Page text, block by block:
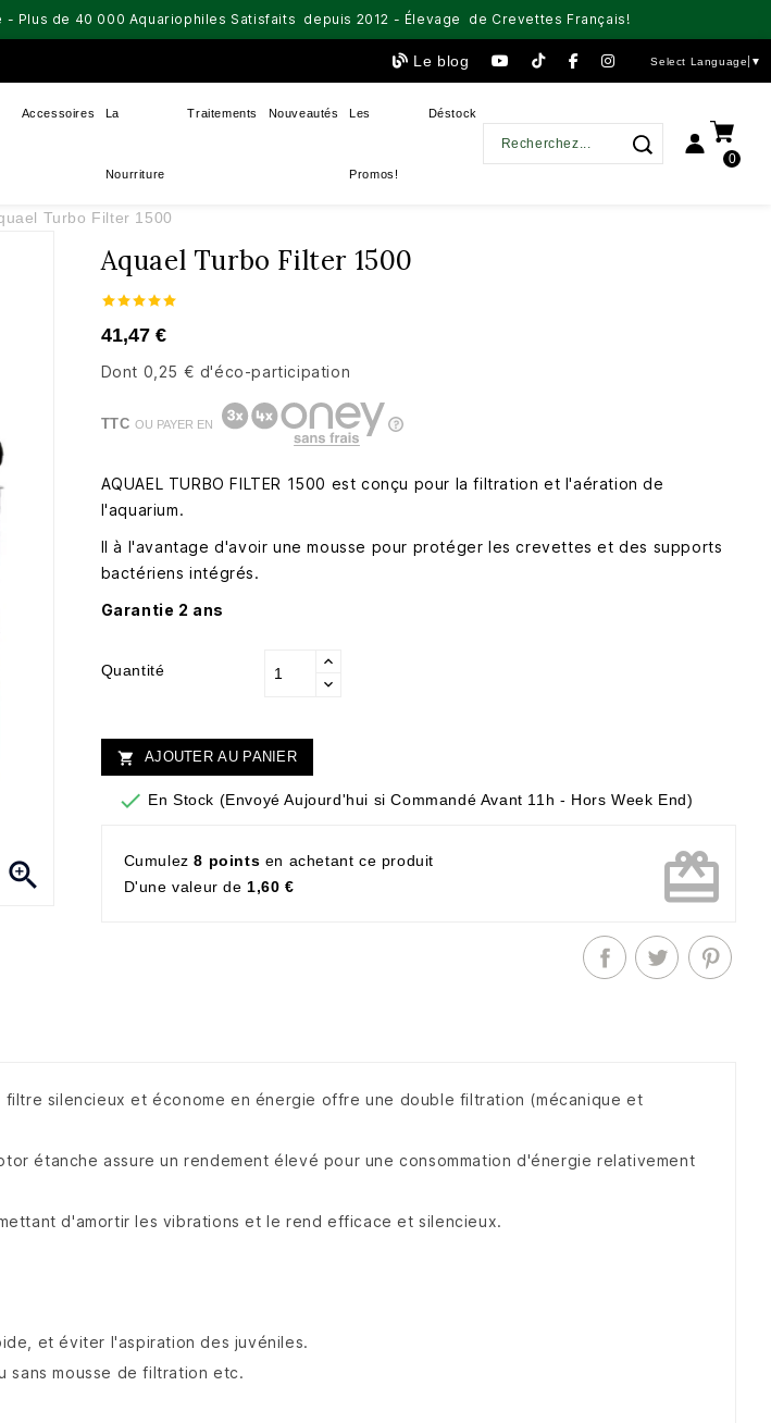
Plus de 40 000 Aquariophiles Satisfaits depuis 2012 - Élevage de Crevettes Français!
Le blog Select Language ▼
Accessoires La
Nourriture
Traitements Nouveautés Les
Promos!
Déstock
0
Turbo Filter 1500

Aquael Turbo Filter 1500
41,47 €
Dont 0,25 € d'éco-participation
TTCOU PAYER EN
AQUAEL TURBO FILTER 1500 est conçu pour la filtration et l'aération de
l'aquarium.
Il à l'avantage d'avoir une mousse pour protéger les crevettes et des supports
bactériens intégrés.
Garantie 2 ans
Quantité
 AJOUTER AU PANIER
 En Stock (Envoyé Aujourd'hui si Commandé Avant 11h - Hors Week End)
Cumulez8 points en achetant ce produit
D'une valeur de1,60 € card_giftcard
filtre silencieux et économe en énergie offre une double filtration (mécanique et
étanche assure un rendement élevé pour une consommation d'énergie relativement
d'amortir les vibrations et le rend efficace et silencieux.
et éviter l'aspiration des juvéniles.
sans mousse de filtration etc.